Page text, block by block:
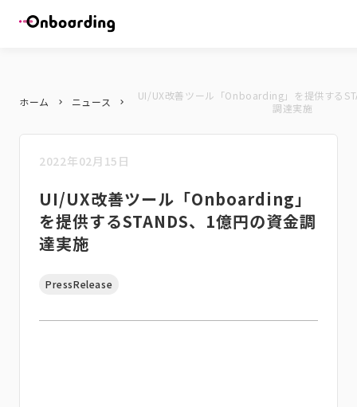
ホーム keyboard_arrow_right ニュース keyboard_arrow_right
UI/UX改善ツール「Onboarding」を提供する
調達実施
2022年02月15日
UI/UX改善ツール「Onboarding」
を提供するSTANDS、1億円の資金調
達実施
PressRelease